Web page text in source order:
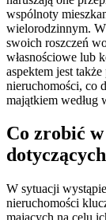
wspólnoty
wielorodzinnym.
swoich roszczeń
własnościowe lub
aspektem jest
nieruchomości, co
majątkiem według
Co zrobić
W sytuacji
nieruchomości